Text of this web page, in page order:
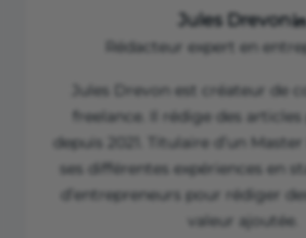
Jules Drevon
Rédacteur expert en
Jules Drevon est créateur de
freelance. Il rédige des
depuis 2021. Titulaire d’un
ses différentes expériences en
d’entrepreneurs pour rédiger
valeur ajoutée.